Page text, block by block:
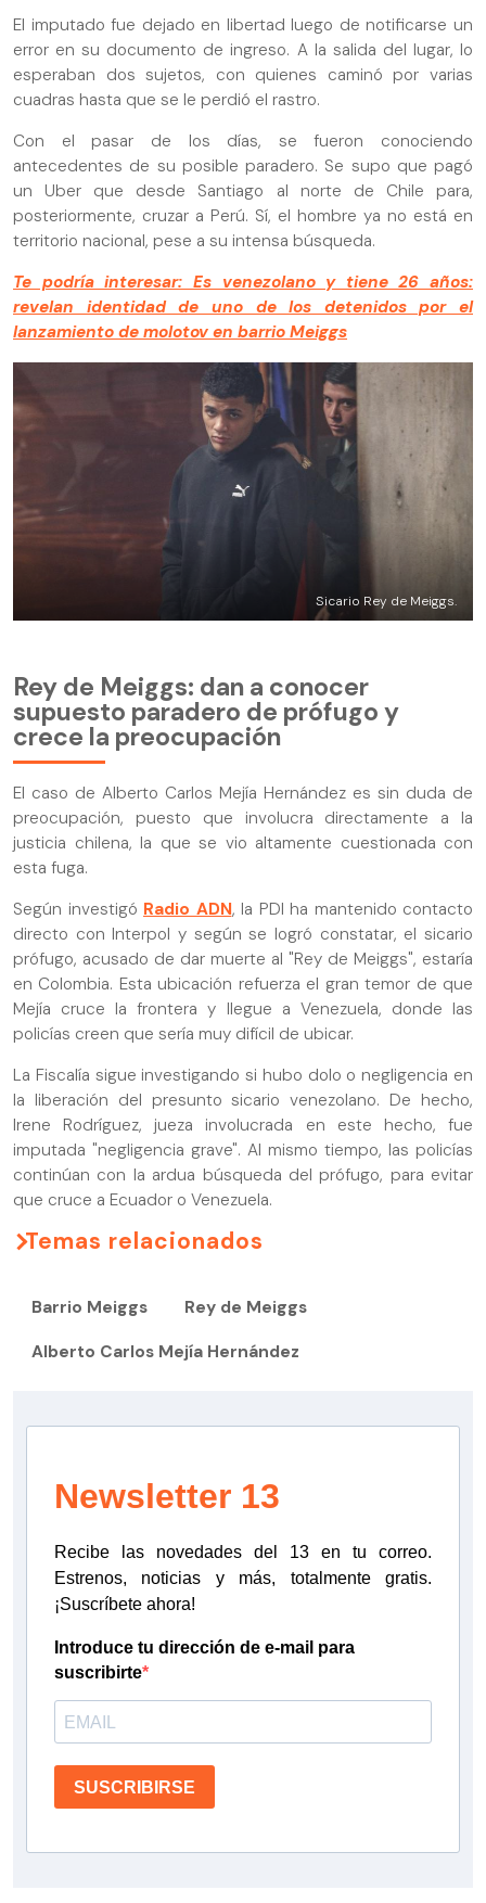
El imputado fue dejado en libertad luego de notificarse un
error en su documento de ingreso. A la salida del lugar, lo
esperaban dos sujetos, con quienes caminó por varias
cuadras hasta que se le perdió el rastro.
Con el pasar de los días, se fueron conociendo
antecedentes de su posible paradero. Se supo que pagó
un Uber que desde Santiago al norte de Chile para,
posteriormente, cruzar a Perú. Sí, el hombre ya no está en
territorio nacional, pese a su intensa búsqueda.
Te podría interesar: Es venezolano y tiene 26 años:
revelan identidad de uno de los detenidos por el
lanzamiento de molotov en barrio Meiggs
Sicario Rey de Meiggs.
Rey de Meiggs: dan a conocer
supuesto paradero de prófugo y
crece la preocupación
El caso de Alberto Carlos Mejía Hernández es sin duda de
preocupación, puesto que involucra directamente a la
justicia chilena, la que se vio altamente cuestionada con
esta fuga.
Según investigó Radio ADN, la PDI ha mantenido contacto
directo con Interpol y según se logró constatar, el sicario
prófugo, acusado de dar muerte al "Rey de Meiggs", estaría
en Colombia. Esta ubicación refuerza el gran temor de que
Mejía cruce la frontera y llegue a Venezuela, donde las
policías creen que sería muy difícil de ubicar.
La Fiscalía sigue investigando si hubo dolo o negligencia en
la liberación del presunto sicario venezolano. De hecho,
Irene Rodríguez, jueza involucrada en este hecho, fue
imputada "negligencia grave". Al mismo tiempo, las policías
continúan con la ardua búsqueda del prófugo, para evitar
que cruce a Ecuador o Venezuela.
Temas relacionados
Barrio Meiggs Rey de Meiggs
Alberto Carlos Mejía Hernández
Newsletter 13
Recibe las novedades del 13 en tu correo.
Estrenos, noticias y más, totalmente gratis.
¡Suscríbete ahora!
Introduce tu dirección de e-mail para
suscribirte
SUSCRIBIRSE